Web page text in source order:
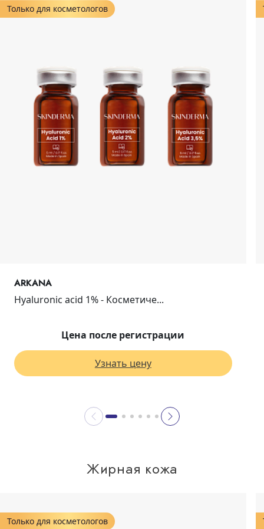
Только для косметологов
ARKANA
Hyaluronic acid 1% - Косметиче...
Цена после регистрации
Узнать цену
Жирная кожа
Только для косметологов